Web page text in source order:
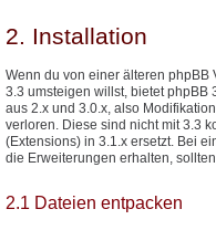
2. Installation
Wenn du von einer älteren phpBB
3.3 umsteigen willst, bietet phpBB
aus 2.x und 3.0.x, also
verloren. Diese sind nicht mit 3.3
(Extensions) in 3.1.x ersetzt. Bei
die Erweiterungen erhalten,
2.1 Dateien entpacken